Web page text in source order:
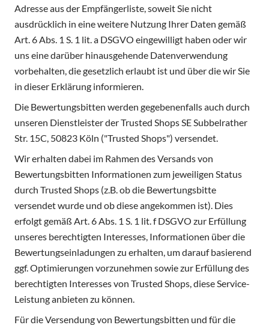
Adresse aus der Empfängerliste, soweit Sie nicht
ausdrücklich in eine weitere Nutzung Ihrer Daten gemäß
Art. 6 Abs. 1 S. 1 lit. a DSGVO eingewilligt haben oder wir
uns eine darüber hinausgehende Datenverwendung
vorbehalten, die gesetzlich erlaubt ist und über die wir Sie
in dieser Erklärung informieren.
Die Bewertungsbitten werden gegebenenfalls auch durch
unseren Dienstleister der Trusted Shops SE Subbelrather
Str. 15C, 50823 Köln ("Trusted Shops") versendet.
Wir erhalten dabei im Rahmen des Versands von
Bewertungsbitten Informationen zum jeweiligen Status
durch Trusted Shops (z.B. ob die Bewertungsbitte
versendet wurde und ob diese angekommen ist). Dies
erfolgt gemäß Art. 6 Abs. 1 S. 1 lit. f DSGVO zur Erfüllung
unseres berechtigten Interesses, Informationen über die
Bewertungseinladungen zu erhalten, um darauf basierend
ggf. Optimierungen vorzunehmen sowie zur Erfüllung des
berechtigten Interesses von Trusted Shops, diese Service-
Leistung anbieten zu können.
Für die Versendung von Bewertungsbitten und für die